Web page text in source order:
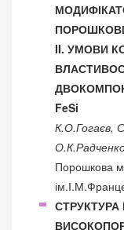
II. УМОВИ
FeSi
К.О.Гогаєв,
Порошкова
СТРУКТУРА